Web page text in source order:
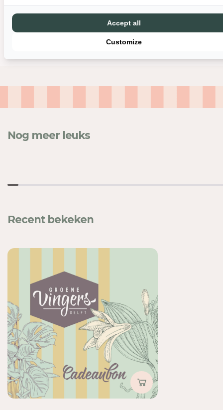
ALLES BEKIJKEN
Nog meer leuks
Recent bekeken
Customize
Accept all